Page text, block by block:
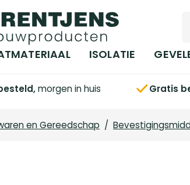
ISOLATIE
morgen in huis Gratis
en Gereedschap /